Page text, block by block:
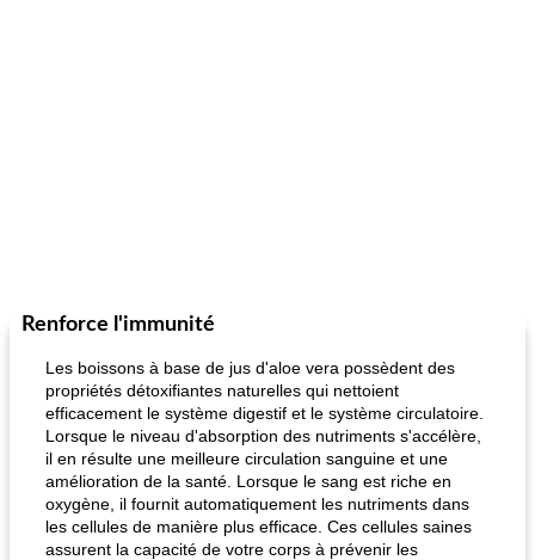
Renforce l'immunité
Les boissons à base de jus d'aloe vera possèdent des
propriétés détoxifiantes naturelles qui nettoient
efficacement le système digestif et le système circulatoire.
Lorsque le niveau d'absorption des nutriments s'accélère,
il en résulte une meilleure circulation sanguine et une
amélioration de la santé. Lorsque le sang est riche en
oxygène, il fournit automatiquement les nutriments dans
les cellules de manière plus efficace. Ces cellules saines
assurent la capacité de votre corps à prévenir les